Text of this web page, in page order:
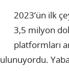
2023’ün ilk
3,5 milyon
platformları